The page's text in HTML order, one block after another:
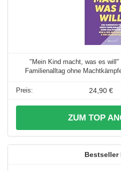
"Mein Kind macht, was es will"
Familienalltag ohne
24,90 €
ZUM TOP